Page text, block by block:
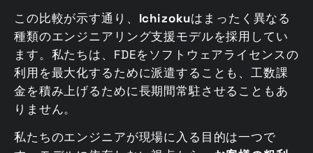
この比較が示す通り、 Ichizokuはまったく異なる
種類のエンジニアリング支援モデルを採用してい
ます。私たちは、FDEをソフトウェアライセンスの
利用を最大化するために派遣することも、工数課
金を積み上げるために長期間常駐させることもあ
りません。
私たちのエンジニアが現場に入る目的は一つで